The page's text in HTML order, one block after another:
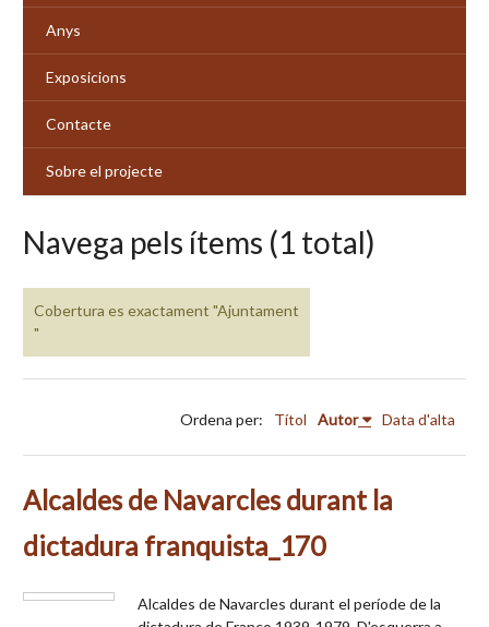
Anys
Exposicions
Contacte
Sobre el projecte
Navega pels ítems (1 total)
Cobertura es exactament "Ajuntament
"
Ordena per: Títol Autor Data d'alta
Alcaldes de Navarcles durant la
dictadura franquista_170
Alcaldes de Navarcles durant el període de la